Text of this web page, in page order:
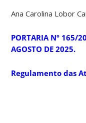
Ana Carolina Lobor
PORTARIA Nº 165/
AGOSTO DE 2025.
Regulamento das